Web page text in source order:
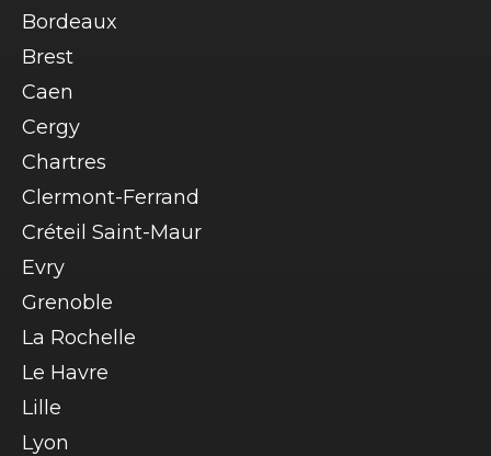
Bordeaux
Brest
Caen
Cergy
Chartres
Clermont-Ferrand
Créteil Saint-Maur
Evry
Grenoble
La Rochelle
Le Havre
Lille
Lyon